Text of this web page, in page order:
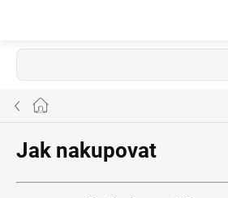
Domů
Jak nakupovat